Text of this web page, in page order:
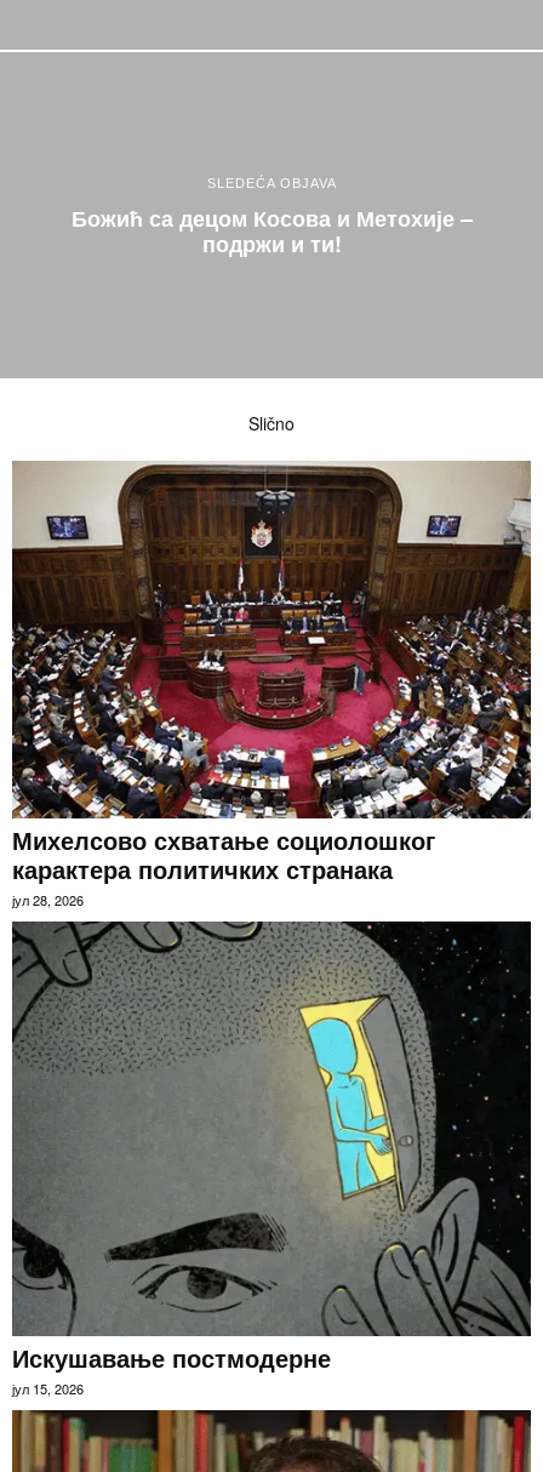
SLEDEĆA OBJAVA
Божић са децом Косова и Метохије –
подржи и ти!
Slično
Михелсово схватање социолошког
карактера политичких странака
јул 28, 2026
Искушавање постмодерне
јул 15, 2026